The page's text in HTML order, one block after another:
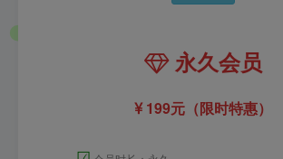
永久会员
199元（限时特惠）